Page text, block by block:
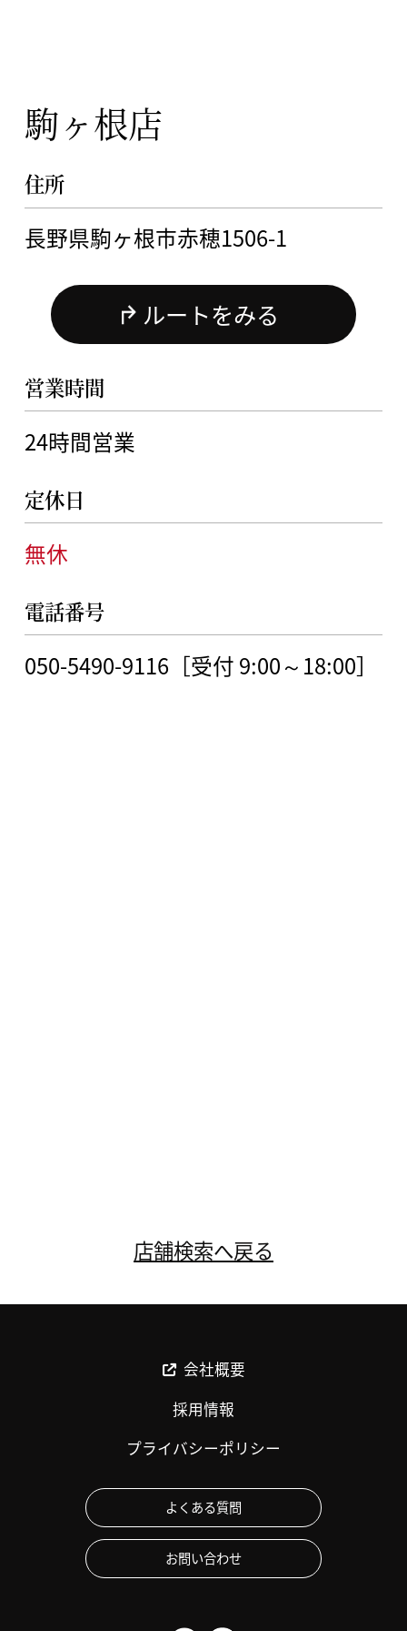
駒ヶ根店
住所
長野県駒ヶ根市赤穂1506-1
ルートをみる
営業時間
24時間営業
定休日
無休
電話番号
050-5490-9116［受付 9:00～18:00］
店舗検索へ戻る
会社概要
採用情報
プライバシーポリシー
よくある質問
お問い合わせ